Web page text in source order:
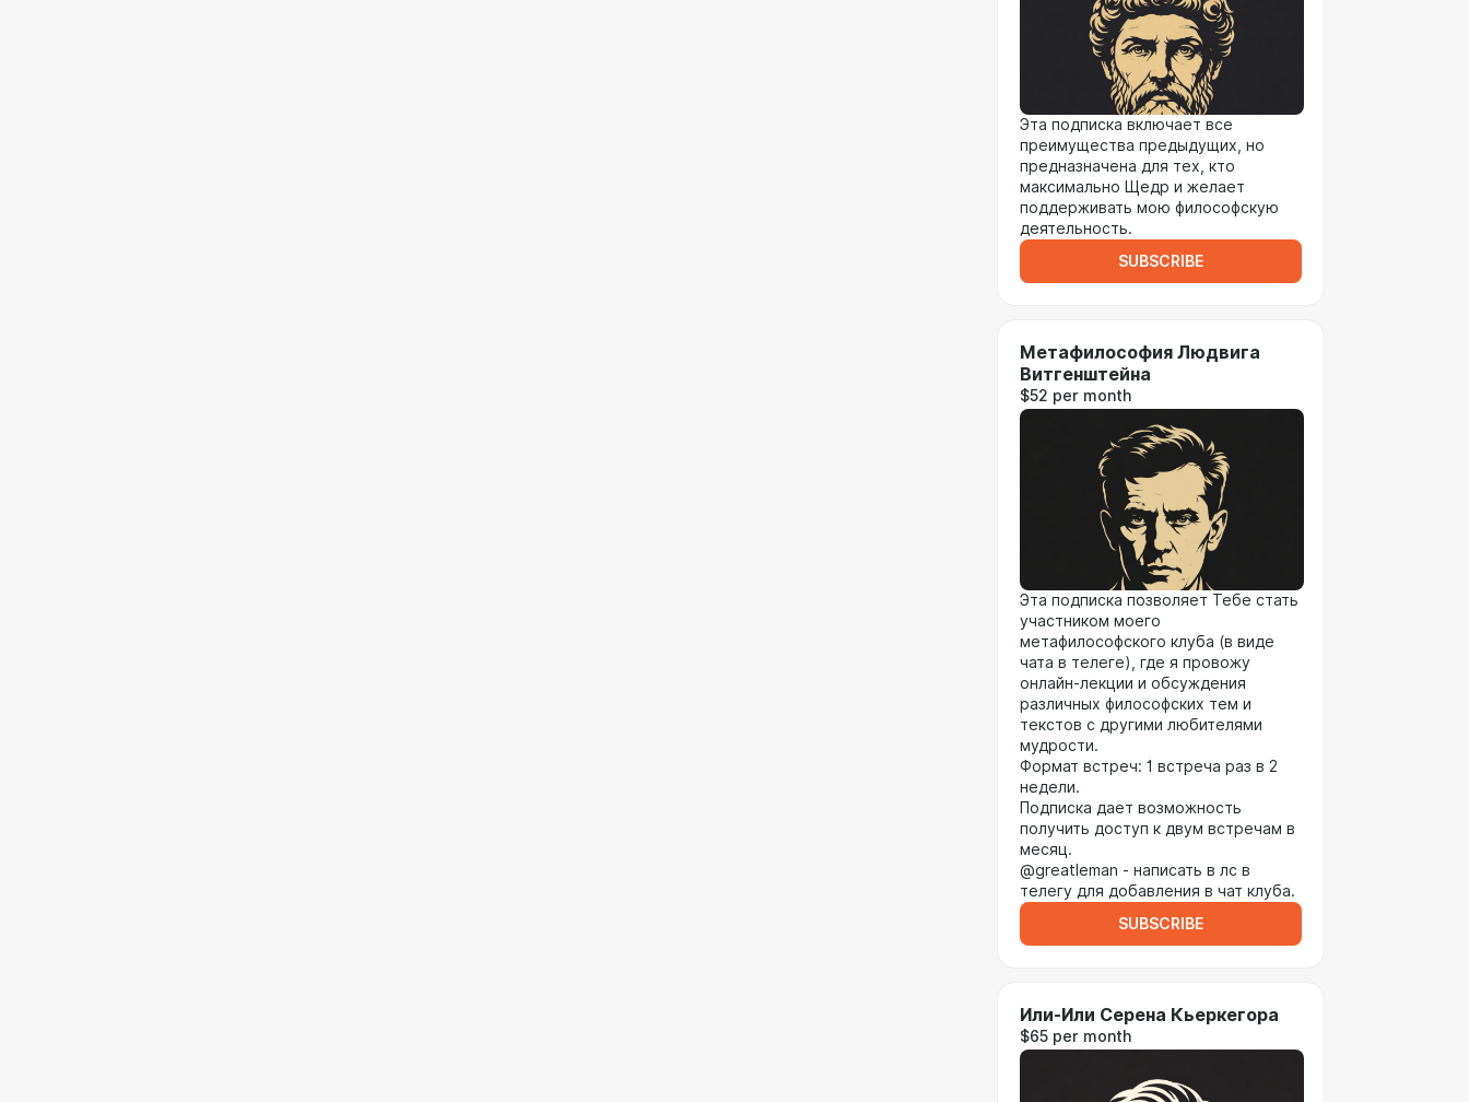
Эта подписка включает все
преимущества предыдущих, но
предназначена для тех, кто
максимально Щедр и желает
поддерживать мою философскую
деятельность.
SUBSCRIBE
Метафилософия Людвига
Витгенштейна
$52 per month
Эта подписка позволяет Тебе стать
участником моего
метафилософского клуба (в виде
чата в телеге), где я провожу
онлайн-лекции и обсуждения
различных философских тем и
текстов с другими любителями
мудрости.
Формат встреч: 1 встреча раз в 2
недели.
Подписка дает возможность
получить доступ к двум встречам в
месяц.
@greatleman - написать в лс в
телегу для добавления в чат клуба.
SUBSCRIBE
Или-Или Серена Кьеркегора
$65 per month